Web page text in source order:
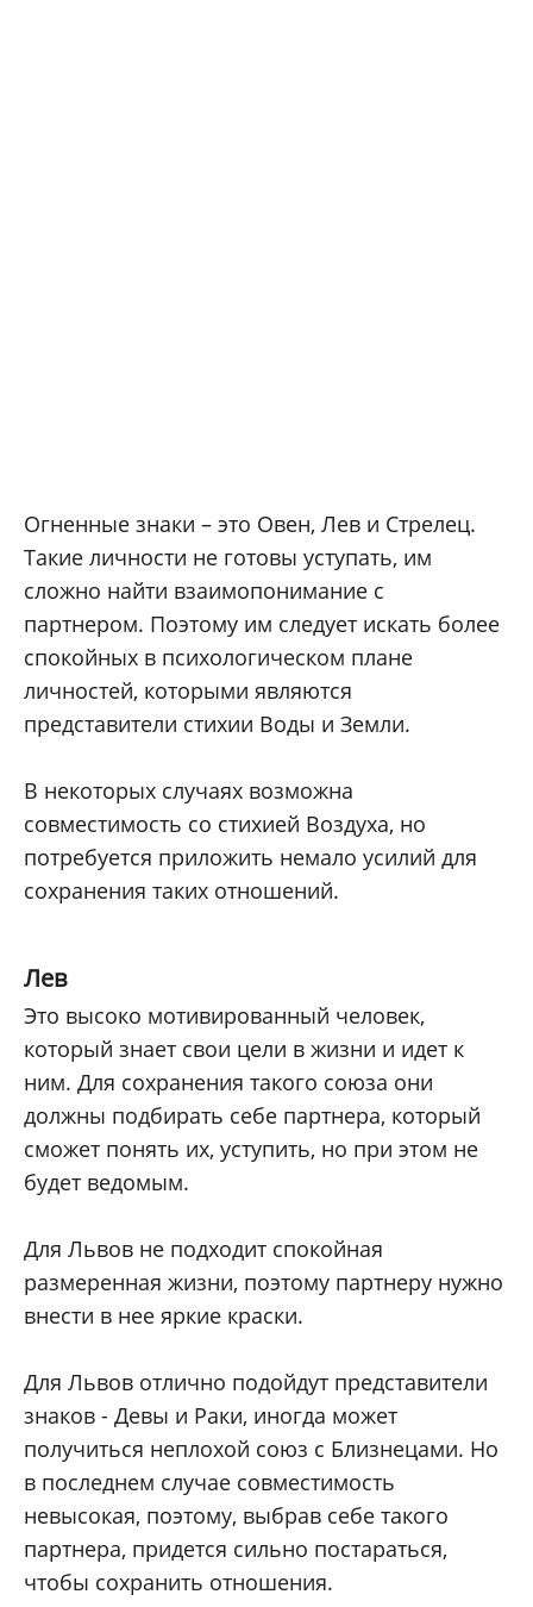
Огненные знаки – это Овен, Лев и Стрелец.
Такие личности не готовы уступать, им
сложно найти взаимопонимание с
партнером. Поэтому им следует искать более
спокойных в психологическом плане
личностей, которыми являются
представители стихии Воды и Земли.
В некоторых случаях возможна
совместимость со стихией Воздуха, но
потребуется приложить немало усилий для
сохранения таких отношений.
Лев
Это высоко мотивированный человек,
который знает свои цели в жизни и идет к
ним. Для сохранения такого союза они
должны подбирать себе партнера, который
сможет понять их, уступить, но при этом не
будет ведомым.
Для Львов не подходит спокойная
размеренная жизни, поэтому партнеру нужно
внести в нее яркие краски.
Для Львов отлично подойдут представители
знаков - Девы и Раки, иногда может
получиться неплохой союз с Близнецами. Но
в последнем случае совместимость
невысокая, поэтому, выбрав себе такого
партнера, придется сильно постараться,
чтобы сохранить отношения.